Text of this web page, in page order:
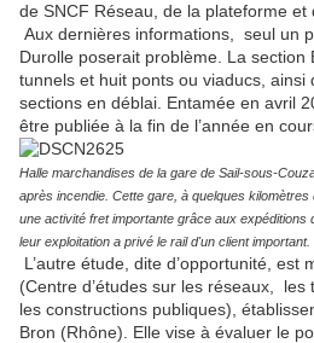
de SNCF Réseau, de la plateforme et
Aux dernières informations, seul un
Durolle poserait problème. La section
tunnels et huit ponts ou viaducs, ainsi
sections en déblai. Entamée en avril
être publiée à la fin de l’année en
Halle marchandises de la gare de Sail-sous-
après incendie. Cette gare, à quelques
une activité fret importante grâce aux expéditions
leur exploitation a privé le rail d'un client
L’autre étude, dite d’opportunité, est
(Centre d’études sur les réseaux, les
les constructions publiques),
Bron (Rhône). Elle vise à évaluer le